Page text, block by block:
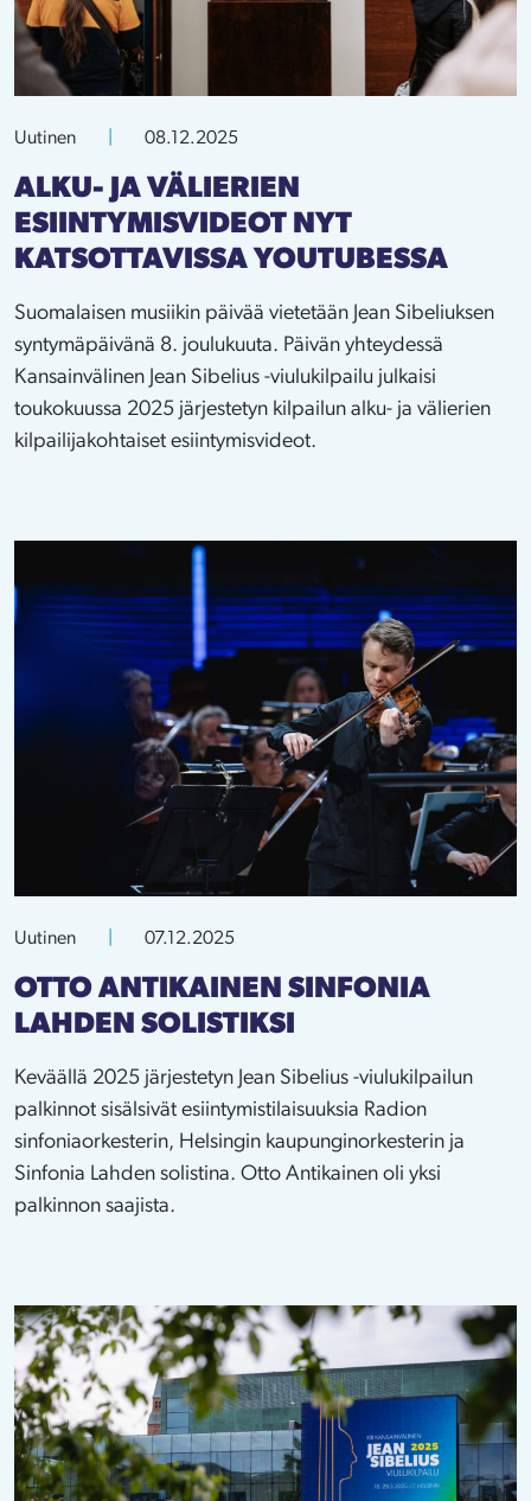
Uutinen 08.12.2025
ALKU- JA VÄLIERIEN
ESIINTYMISVIDEOT NYT
KATSOTTAVISSA YOUTUBESSA
Suomalaisen musiikin päivää vietetään Jean Sibeliuksen
syntymäpäivänä 8. joulukuuta. Päivän yhteydessä
Kansainvälinen Jean Sibelius -viulukilpailu julkaisi
toukokuussa 2025 järjestetyn kilpailun alku- ja välierien
kilpailijakohtaiset esiintymisvideot.
Uutinen 07.12.2025
OTTO ANTIKAINEN SINFONIA
LAHDEN SOLISTIKSI
Keväällä 2025 järjestetyn Jean Sibelius -viulukilpailun
palkinnot sisälsivät esiintymistilaisuuksia Radion
sinfoniaorkesterin, Helsingin kaupunginorkesterin ja
Sinfonia Lahden solistina. Otto Antikainen oli yksi
palkinnon saajista.